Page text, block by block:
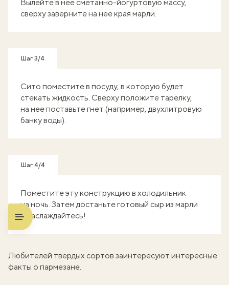
Вылейте в нее сметанно-йогуртовую массу,
сверху заверните на нее края марли.
Шаг 3/4
Сито поместите в посуду, в которую будет
стекать жидкость. Сверху положите тарелку,
на нее поставьте гнет (например, двухлитровую
банку воды).
Шаг 4/4
Поместите эту конструкцию в холодильник
на ночь. Затем достаньте готовый сыр из марли
и наслаждайтесь!
Любителей твердых сортов заинтересуют интересные
факты о пармезане.